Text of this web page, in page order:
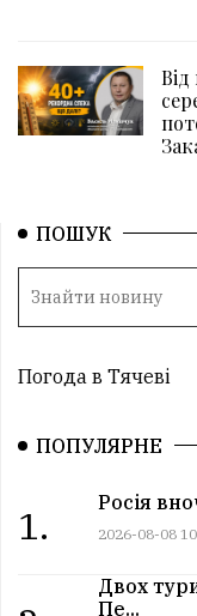
ПОШУК
Погода в Тячеві
ПОПУЛЯРНЕ
1.
Росія
2026-08-08
Двох
Пе...